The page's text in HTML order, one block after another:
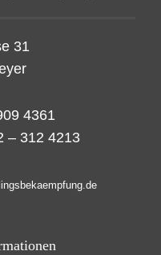
31
4361
– 312 4213